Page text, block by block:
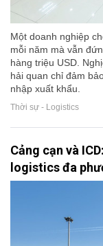
Một doanh nghiệp
mỗi năm mà vẫn
hàng triệu USD.
hải quan chỉ đảm
nhập xuất khẩu.
Thời sự - Logistics
Cảng cạn và
logistics đa